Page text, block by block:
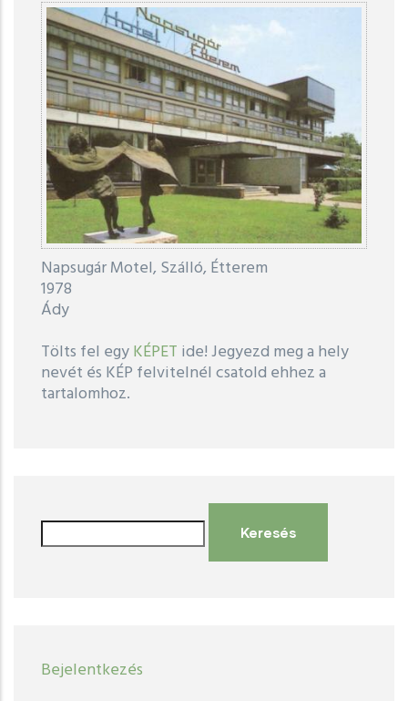
Napsugár Motel, Szálló, Étterem
1978
Ády
Tölts fel egyKÉPET ide! Jegyezd meg a hely
nevét és KÉP felvitelnél csatold ehhez a
tartalomhoz.
User
account
Bejelentkezés